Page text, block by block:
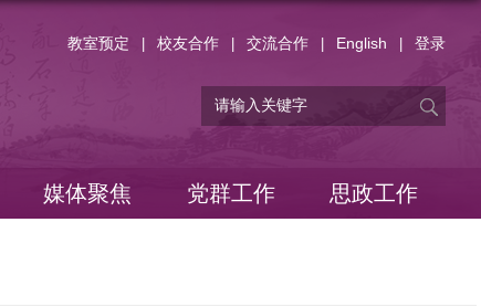
教室预定 校友合作 交流合作 English 登录
媒体聚焦 党群工作 思政工作